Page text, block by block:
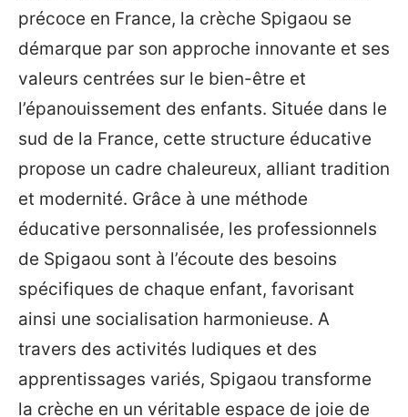
précoce en France, la crèche Spigaou se
démarque par son approche innovante et ses
valeurs centrées sur le bien-être et
l’épanouissement des enfants. Située dans le
sud de la France, cette structure éducative
propose un cadre chaleureux, alliant tradition
et modernité. Grâce à une méthode
éducative personnalisée, les professionnels
de Spigaou sont à l’écoute des besoins
spécifiques de chaque enfant, favorisant
ainsi une socialisation harmonieuse. A
travers des activités ludiques et des
apprentissages variés, Spigaou transforme
la crèche en un véritable espace de joie de